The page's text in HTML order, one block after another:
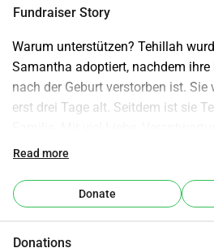
Fundraiser Story
Warum unterstützen? Tehillah
Samantha adoptiert, nachdem
nach der Geburt verstorben ist.
erst drei Tage alt. Seitdem ist sie
Samantha für sie und hat sich
ermöglichen – und nicht in einem
aufzuwachsen. Samantha
Read more
Donate
Donations